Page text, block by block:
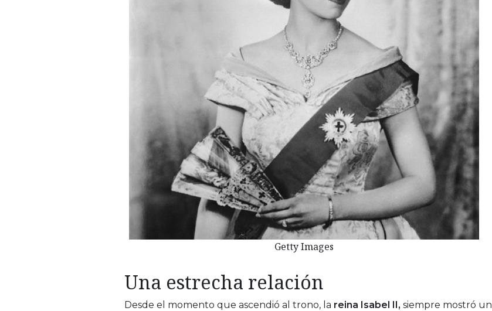
Getty Images
Una estrecha relación
Desde el momento que ascendió al trono, la reina Isabel II, siempre mostró un